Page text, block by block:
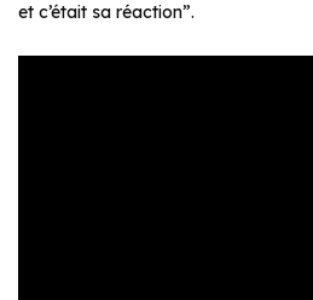
et c’était sa réaction”.